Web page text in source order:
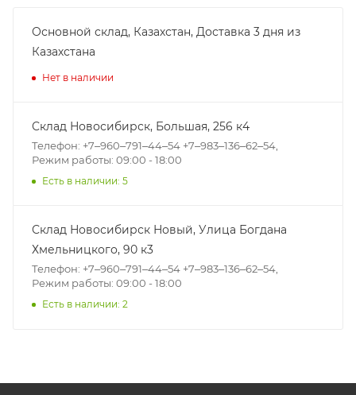
Основной склад, Казахстан, Доставка 3 дня из
Казахстана
Нет в наличии
Склад Новосибирск, ​Большая, 256 к4
Телефон: +7‒960‒791‒44‒54 +7‒983‒136‒62‒54,
Режим работы: 09:00 - 18:00
Есть в наличии: 5
Склад Новосибирск Новый, ​Улица Богдана
Хмельницкого, 90 к3
Телефон: +7‒960‒791‒44‒54 +7‒983‒136‒62‒54,
Режим работы: 09:00 - 18:00
Есть в наличии: 2